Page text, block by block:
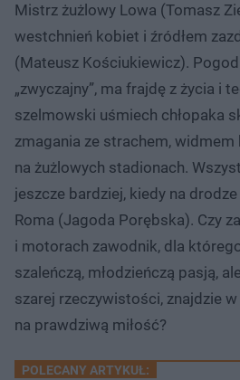
Mistrz żużlowy Lowa (Tomasz
westchnień kobiet i źródłem
(Mateusz Kościukiewicz).
„zwyczajny”, ma frajdę z życia i
szelmowski uśmiech chłopaka
zmagania ze strachem,
na żużlowych stadionach.
jeszcze bardziej, kiedy na
Roma (Jagoda Porębska). Czy
i motorach zawodnik, dla
szaleńczą, młodzieńczą pasją,
szarej rzeczywistości, znajdzie
na prawdziwą miłość?
POLECANY ARTYKUŁ: